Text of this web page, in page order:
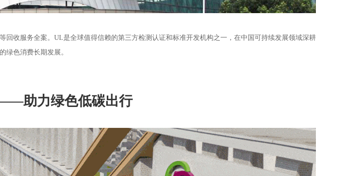
收服务全案。UL是全球值得信赖的第三方检测认证和标准开发机构之一，在中国可持续发展领域深耕
绿色消费长期发展。
助力绿色低碳出行